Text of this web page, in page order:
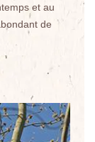
et au
de